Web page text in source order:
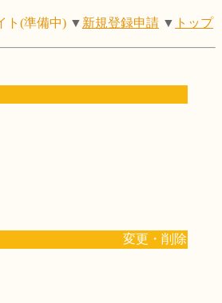
ト(準備中) ▼ 新規登録申請 ▼ トップ
変更・削除